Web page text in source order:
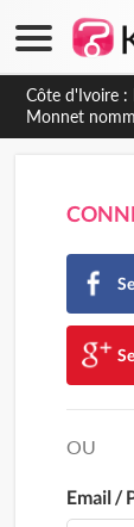
Côte d'Ivoire :
Monnet
OU
Email /